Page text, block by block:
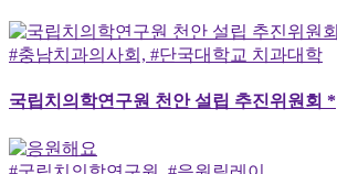
#충남치과의사회, #단국대학교 치과대학
국립치의학연구원 천안 설립 추진위원회 *